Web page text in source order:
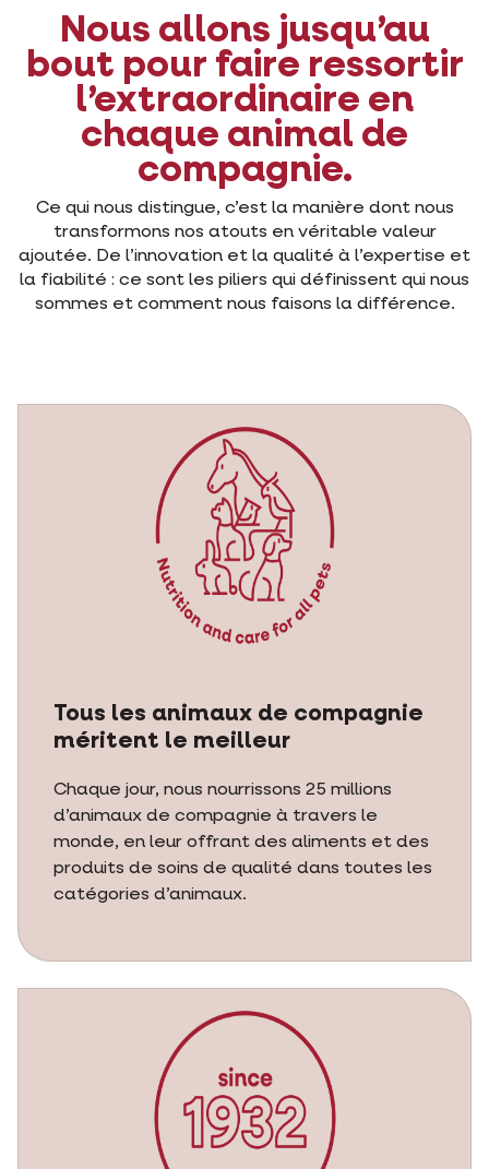
Nous allons jusqu’au
bout pour faire ressortir
l’extraordinaire en
chaque animal de
compagnie.
Ce qui nous distingue, c’est la manière dont nous
transformons nos atouts en véritable valeur
ajoutée. De l’innovation et la qualité à l’expertise et
la fiabilité : ce sont les piliers qui définissent qui nous
sommes et comment nous faisons la différence.
Tous les animaux de compagnie
méritent le meilleur
Chaque jour, nous nourrissons 25 millions
d’animaux de compagnie à travers le
monde, en leur offrant des aliments et des
produits de soins de qualité dans toutes les
catégories d’animaux.